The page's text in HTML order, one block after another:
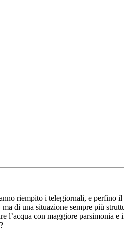
riempito i telegiornali, e perfino
di una situazione sempre più
l’acqua con maggiore parsimonia e